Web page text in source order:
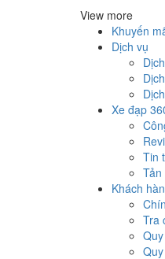
View more
Khuyến
Dịch vụ
Xe đạp
Tin
Khách
Tra